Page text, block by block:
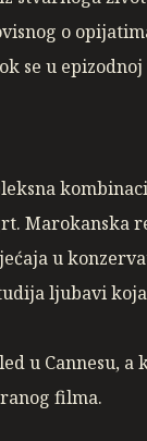
o
se u
Marokanska
u
ljubavi
u Cannesu,
filma.